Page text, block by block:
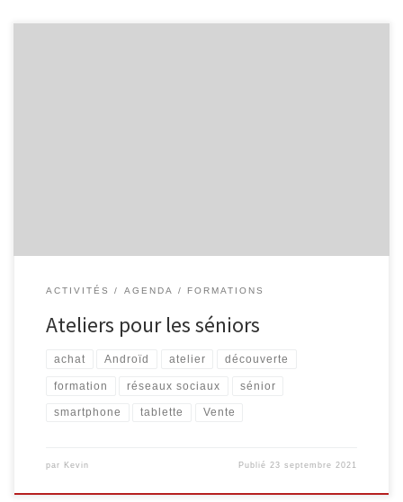
ACTIVITÉS AGENDA FORMATIONS
Ateliers pour les séniors
achat Androïd atelier découverte
formation réseaux sociaux sénior
smartphone tablette Vente
par Kevin Publié23 septembre 2021